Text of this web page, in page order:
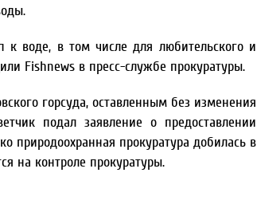
к воде, в том числе для любительского и
Fishnews в пресс-службе прокуратуры.
горсуда, оставленным без изменения
подал заявление о предоставлении
природоохранная прокуратура добилась в
на контроле прокуратуры.